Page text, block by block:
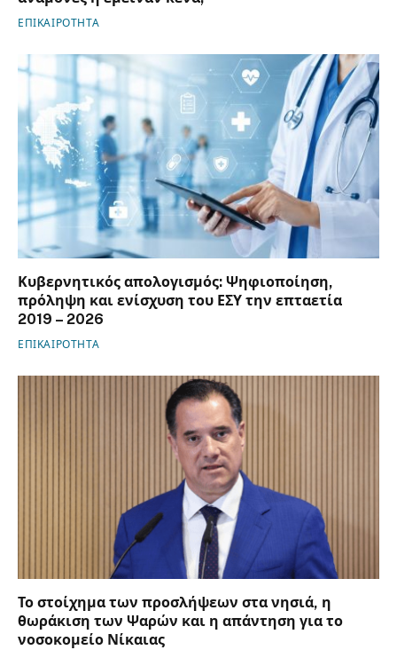
ΕΠΙΚΑΙΡΟΤΗΤΑ
Κυβερνητικός απολογισμός: Ψηφιοποίηση,
πρόληψη και ενίσχυση του ΕΣΥ την επταετία
2019 – 2026
ΕΠΙΚΑΙΡΟΤΗΤΑ
Το στοίχημα των προσλήψεων στα νησιά, η
θωράκιση των Ψαρών και η απάντηση για το
νοσοκομείο Νίκαιας